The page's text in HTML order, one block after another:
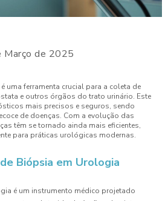
Março de 2025
uma ferramenta crucial para a coleta de
e outros órgãos do trato urinário. Este
mais precisos e seguros, sendo
de doenças. Com a evolução das
têm se tornado ainda mais eficientes,
para práticas urológicas modernas.
Biópsia em Urologia
é um instrumento médico projetado